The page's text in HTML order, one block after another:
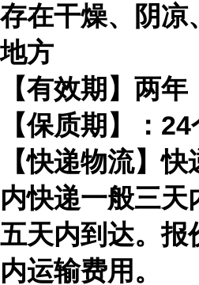
存在干燥、阴凉
地方
【有效期】两年
【保质期】：24
【快递物流】
内快递一般三天
五天内到达。报
内运输费用。